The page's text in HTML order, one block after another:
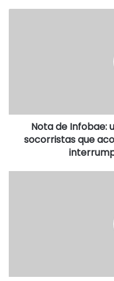
Nota de Infobae:
socorristas que